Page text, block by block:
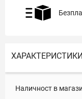
ХАРАКТЕРИСТИКИ
Наличност в